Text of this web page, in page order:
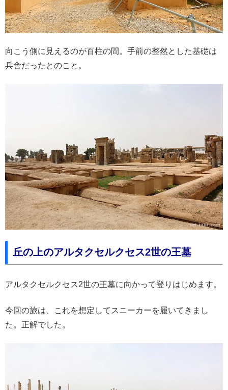
向こう側に見えるのが百柱の間。手前の整然とした基礎は
兵舎だったとのこと。
丘の上のアルタクセルクセス2世の王墓
アルタクセルクセス2世の王墓に向かって登りはじめます。
今回の旅は、これを想定してスニーカーを履いてきまし
た。正解でした。